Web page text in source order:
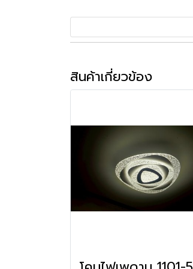
สินค้าเกี่ยวข้อง